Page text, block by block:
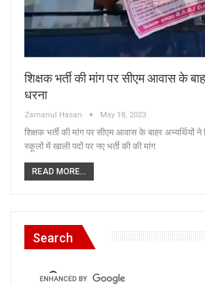
शिक्षक भर्ती की मांग पर सीएम आवास के
धरना
Zamanul Hasan May 18, 2023
शिक्षक भर्ती की मांग पर सीएम आवास के बाहर अभ्यर्थियों ने
स्कूलों में खाली पदों पर नए भर्ती की की मांग
READ MORE...
Search